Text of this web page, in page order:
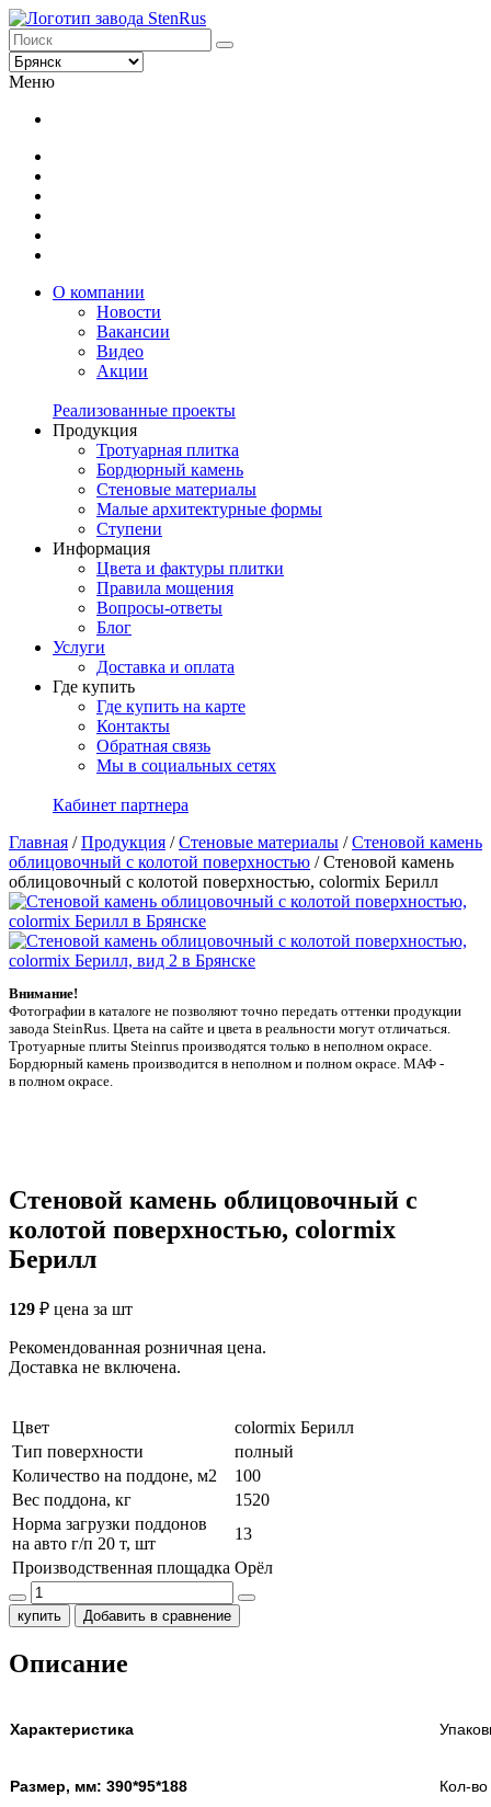
Меню
О компании
Новости
Вакансии
Видео
Акции
Реализованные проекты
Продукция
Тротуарная плитка
Бордюрный камень
Стеновые материалы
Малые архитектурные формы
Ступени
Информация
Цвета и фактуры плитки
Правила мощения
Вопросы-ответы
Блог
Услуги
Доставка и оплата
Где купить
Где купить на карте
Контакты
Обратная связь
Мы в социальных сетях
Кабинет партнера
Главная /Продукция /Стеновые материалы /Стеновой камень
облицовочный с колотой поверхностью /Стеновой камень
облицовочный с колотой поверхностью, сolormix Берилл
Внимание!
Фотографии в каталоге не позволяют точно передать оттенки продукции
заводa SteinRus. Цвета на сайте и цвета в реальности могут отличаться.
Тротуарные плиты Steinrus производятся только в неполном окрасе.
Бордюрный камень производится в неполном и полном окрасе. МАФ -
в полном окрасе.
Стеновой камень облицовочный с
колотой поверхностью, сolormix
Берилл
129 ₽ цена за шт
Рекомендованная розничная цена.
Доставка не включена.
Цвет
colormix Берилл
Тип поверхности
полный
Количество на поддоне, м2
100
Вес поддона, кг
1520
Норма загрузки поддонов
на авто г/п 20 т, шт
13
Производственная площадка Орёл
купить Добавить в сравнение
Описание
Характеристика
Размер, мм: 390*95*188 Кол-